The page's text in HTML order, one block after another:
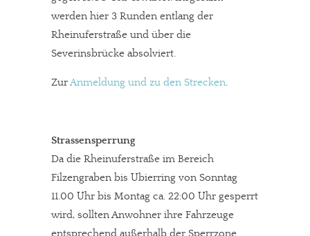
werden hier 3 Runden entlang der
Rheinuferstraße und über die
Severinsbrücke absolviert.
ZurAnmeldung und zu den Strecken.
Strassensperrung
Da die Rheinuferstraße im Bereich
Filzengraben bis Ubierring von Sonntag
11.00 Uhr bis Montag ca. 22:00 Uhr gesperrt
wird, sollten Anwohner ihre Fahrzeuge
entsprechend außerhalb der Sperrzone